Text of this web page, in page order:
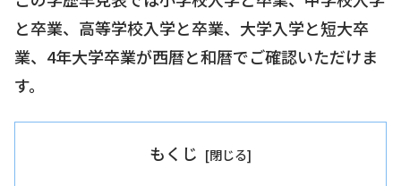
と卒業、高等学校入学と卒業、大学入学と短大卒
業、4年大学卒業が西暦と和暦でご確認いただけま
す。
もくじ